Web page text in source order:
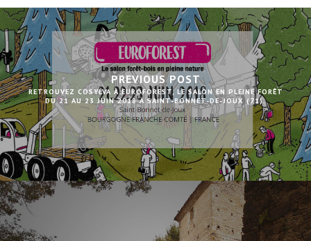
PREVIOUS POST
RETROUVEZ COSYLVA À EUROFOREST, LE SALON EN PLEINE FORÊT
DU 21 AU 23 JUIN 2018 À SAINT-BONNET-DE-JOUX (71).